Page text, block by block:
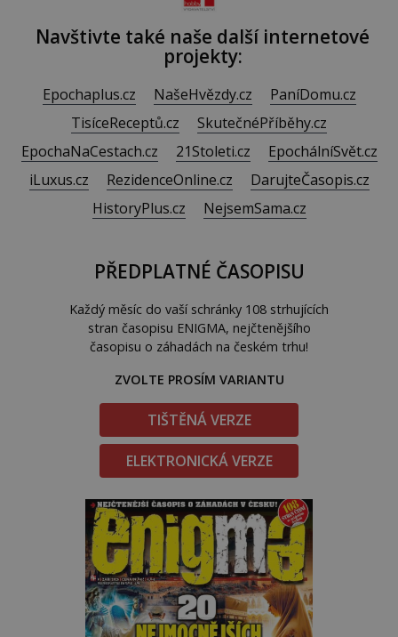
Navštivte také naše další internetové
projekty:
Epochaplus.cz NašeHvězdy.cz
PaníDomu.cz
TisíceReceptů.cz
SkutečnéPříběhy.cz
EpochaNaCestach.cz
21Stoleti.cz
EpochálníSvět.cz
iLuxus.cz
RezidenceOnline.cz
DarujteČasopis.cz
HistoryPlus.cz
NejsemSama.cz
PŘEDPLATNÉ ČASOPISU
Každý měsíc do vaší schránky 108 strhujících
stran časopisu ENIGMA, nejčtenějšího
časopisu o záhadách na českém trhu!
ZVOLTE PROSÍM VARIANTU
TIŠTĚNÁ VERZE
ELEKTRONICKÁ VERZE